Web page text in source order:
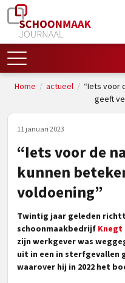
Home / actueel/ “Iets voor
geeft
11 januari 2023
“Iets voor de
kunnen
voldoening”
Twintig jaar geleden
schoonmaakbedrijf Knegt
zijn werkgever was
uit in een in sterfgevallen
waarover hij in 2022 het